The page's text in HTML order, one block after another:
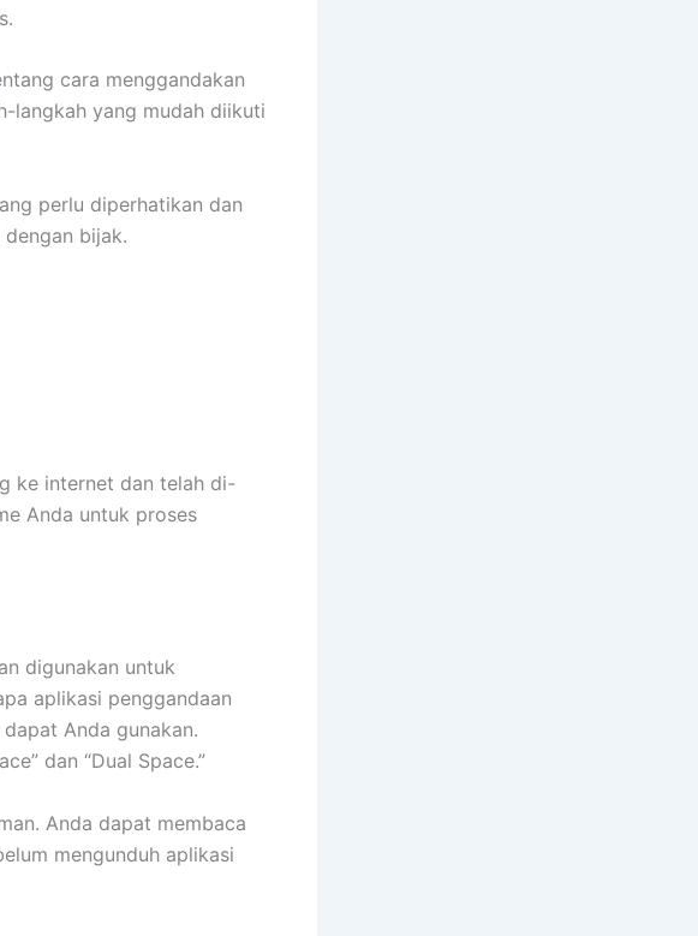
cara menggandakan
langkah yang mudah diikuti
perlu diperhatikan dan
bijak.
ke internet dan telah di-
Anda untuk proses
digunakan untuk
aplikasi penggandaan
Anda gunakan.
dan “Dual Space.”
Anda dapat membaca
mengunduh aplikasi